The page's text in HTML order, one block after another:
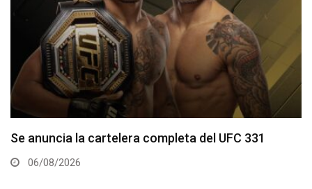
La hija de Frank Mir competirá en el Dana White’s
Contender Series